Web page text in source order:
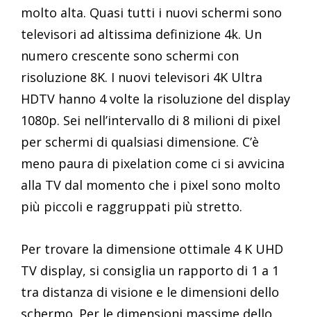
molto alta. Quasi tutti i nuovi schermi sono
televisori ad altissima definizione 4k. Un
numero crescente sono schermi con
risoluzione 8K. I nuovi televisori 4K Ultra
HDTV hanno 4 volte la risoluzione del display
1080p. Sei nell’intervallo di 8 milioni di pixel
per schermi di qualsiasi dimensione. C’è
meno paura di pixelation come ci si avvicina
alla TV dal momento che i pixel sono molto
più piccoli e raggruppati più stretto.
Per trovare la dimensione ottimale 4 K UHD
TV display, si consiglia un rapporto di 1 a 1
tra distanza di visione e le dimensioni dello
schermo. Per le dimensioni massime dello